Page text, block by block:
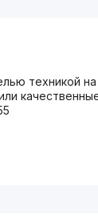
техникой